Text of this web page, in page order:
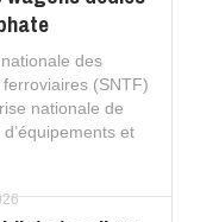
des
(SNTF)
nationale de
et